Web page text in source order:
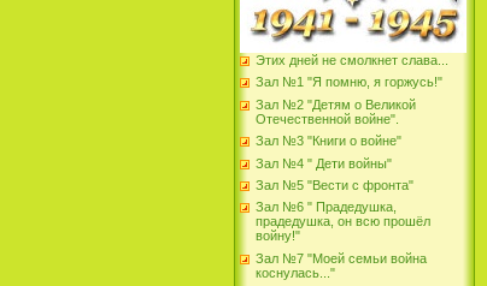
Этих дней не смолкнет слава...
Зал №1 "Я помню, я горжусь!"
Зал №2 "Детям о Великой
Отечественной войне".
Зал №3 "Книги о войне"
Зал №4 " Дети войны"
Зал №5 "Вести с фронта"
Зал №6 " Прадедушка,
прадедушка, он всю прошёл
войну!"
Зал №7 "Моей семьи война
коснулась..."